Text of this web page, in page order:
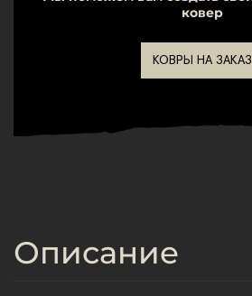
ковер
КОВРЫ НА ЗАКАЗ
Описание